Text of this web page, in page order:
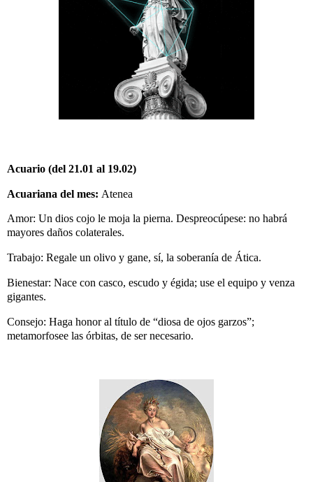
Acuario (del 21.01 al 19.02)
Acuariana del mes: Atenea
Amor: Un dios cojo le moja la pierna. Despreocúpese: no habrá
mayores daños colaterales.
Trabajo: Regale un olivo y gane, sí, la soberanía de Ática.
Bienestar: Nace con casco, escudo y égida; use el equipo y venza
gigantes.
Consejo: Haga honor al título de “diosa de ojos garzos”;
metamorfosee las órbitas, de ser necesario.